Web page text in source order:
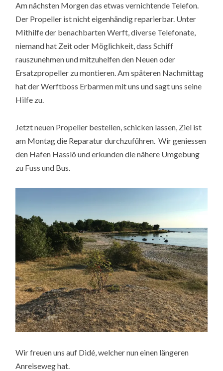
Am nächsten Morgen das etwas vernichtende Telefon.
Der Propeller ist nicht eigenhändig reparierbar. Unter
Mithilfe der benachbarten Werft, diverse Telefonate,
niemand hat Zeit oder Möglichkeit, dass Schiff
rauszunehmen und mitzuhelfen den Neuen oder
Ersatzpropeller zu montieren. Am späteren Nachmittag
hat der Werftboss Erbarmen mit uns und sagt uns seine
Hilfe zu.
Jetzt neuen Propeller bestellen, schicken lassen, Ziel ist
am Montag die Reparatur durchzuführen. Wir geniessen
den Hafen Hasslö und erkunden die nähere Umgebung
zu Fuss und Bus.
Wir freuen uns auf Didé, welcher nun einen längeren
Anreiseweg hat.